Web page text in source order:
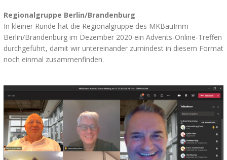
Regionalgruppe Berlin/Brandenburg
In kleiner Runde hat die Regionalgruppe des MKBauImm
Berlin/Brandenburg im Dezember 2020 ein Advents-Online-Treffen
durchgeführt, damit wir untereinander zumindest in diesem Format
noch einmal zusammenfinden.